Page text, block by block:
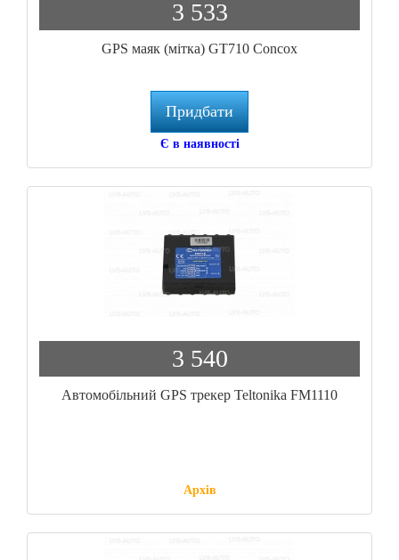
3 533
GPS маяк (мітка) GT710 Concox
Придбати
Є в наявності
3 540
Автомобільний GPS трекер Teltonika FM1110
Архів